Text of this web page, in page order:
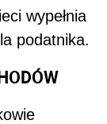
wypełnia
podatnika.